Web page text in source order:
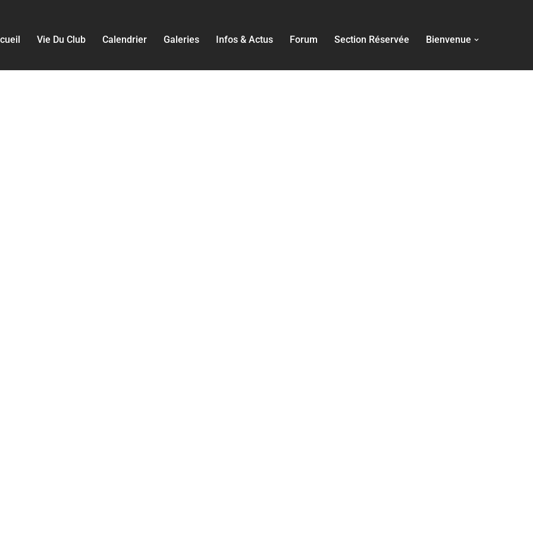
Vie Du Club Calendrier Galeries Infos & Actus Forum Section Réservée Bienvenue